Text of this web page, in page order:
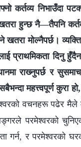
कर्तव्य निभाउँदा
हुन्छ नै—तैपनि
खतरा मोल्‍नैपर्छ।
प्राथमिकता दिनु
राख्‍नुपर्छ र
महत्त्वपूर्ण कुरा
वचनहरू पढेर
परमेश्‍वरको
गर्न, र परमेश्‍वरको